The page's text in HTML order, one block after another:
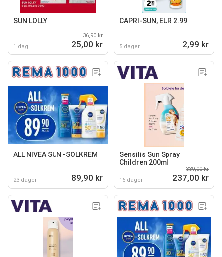
SUN LOLLY
1 dag
36,90 kr
25,00 kr
CAPRI-SUN, EUR 2.99
5 dager 2,99 kr
ALL NIVEA SUN -SOLKREM
23 dager 89,90 kr
Sensilis Sun Spray
Children 200ml
16 dager
339,00 kr
237,00 kr